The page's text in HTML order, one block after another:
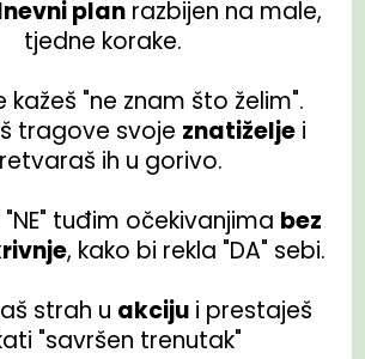
plan razbijen na male,
tjedne korake.
kažeš "ne znam što želim".
tragove svoje znatiželjei
ih u gorivo.
tuđim očekivanjima bez
, kako bi rekla "DA" sebi.
strah u akcijui prestaješ
"savršen trenutak"